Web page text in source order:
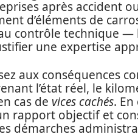
après accident
d’éléments de
contrôle technique —
une expertise
aux conséquences
l’état réel, le
cas de vices cachés.
rapport objectif et
démarches